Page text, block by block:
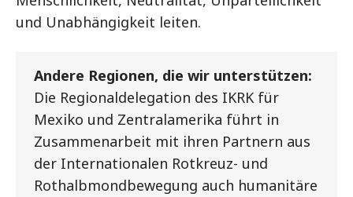
und Unabhängigkeit leiten.
Andere Regionen, die wir unterstützen:
Die Regionaldelegation des IKRK für
Mexiko und Zentralamerika führt in
Zusammenarbeit mit ihren Partnern aus
der Internationalen Rotkreuz- und
Rothalbmondbewegung auch humanitäre